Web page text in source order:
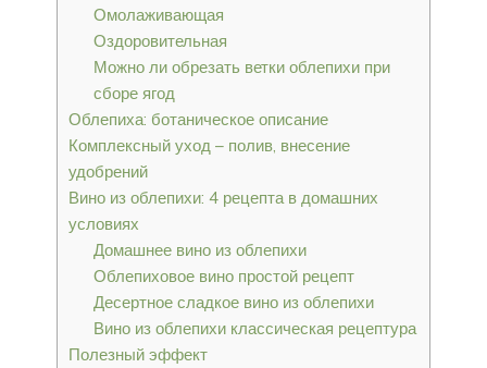
Омолаживающая
Оздоровительная
Можно ли обрезать ветки облепихи при
сборе ягод
Облепиха: ботаническое описание
Комплексный уход – полив, внесение
удобрений
Вино из облепихи: 4 рецепта в домашних
условиях
Домашнее вино из облепихи
Облепиховое вино простой рецепт
Десертное сладкое вино из облепихи
Вино из облепихи классическая рецептура
Полезный эффект